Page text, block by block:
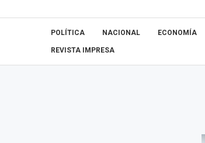
POLÍTICA NACIONAL ECONOMÍA
REVISTA IMPRESA